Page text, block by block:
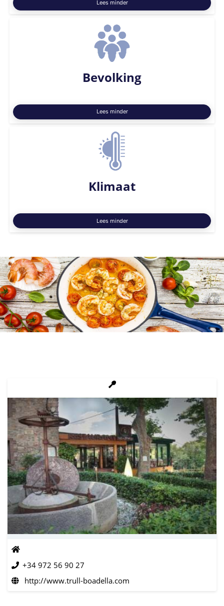
Lees minder
Bevolking
Lees minder
Klimaat
Lees minder
+34 972 56 90 27
http://www.trull-boadella.com